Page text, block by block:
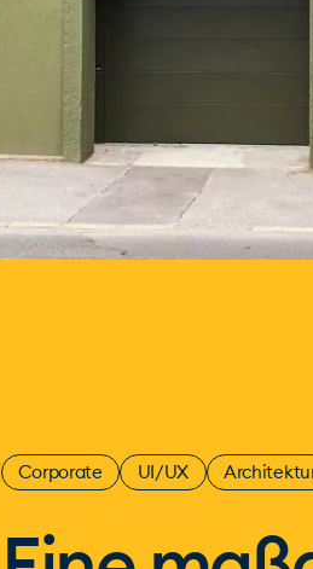
Corporate UI/UX